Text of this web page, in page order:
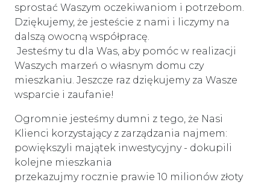
sprostać Waszym oczekiwaniom i potrzebom.
Dziękujemy, że jesteście z nami i liczymy na
dalszą owocną współpracę.
Jesteśmy tu dla Was, aby pomóc w realizacji
Waszych marzeń o własnym domu czy
mieszkaniu. Jeszcze raz dziękujemy za Wasze
wsparcie i zaufanie!
Ogromnie jesteśmy dumni z tego, że Nasi
Klienci korzystający z zarządzania najmem:
powiększyli majątek inwestycyjny - dokupili
kolejne mieszkania
przekazujmy rocznie prawie 10 milionów złoty